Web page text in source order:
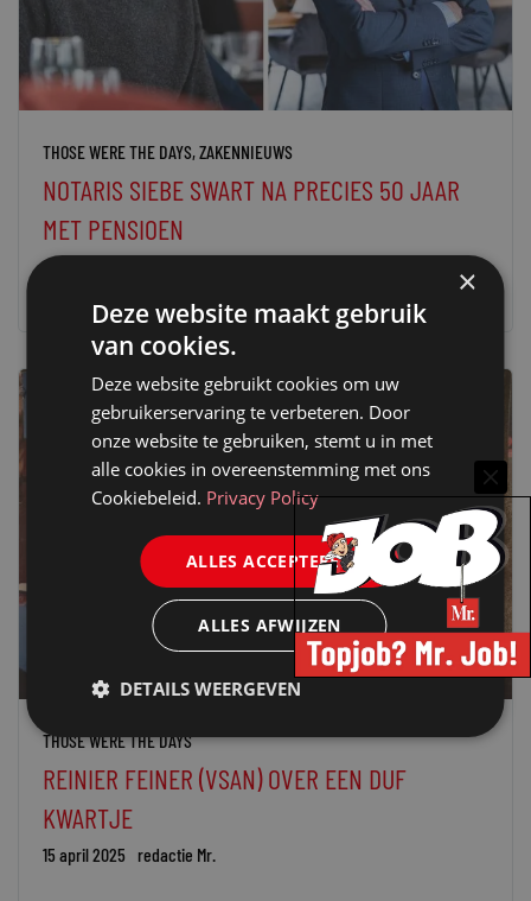
THOSE WERE THE DAYS,ZAKENNIEUWS
NOTARIS SIEBE SWART NA PRECIES 50 JAAR
MET PENSIOEN
24 juni 2025
THOSE WERE THE DAYS
REINIER FEINER (VSAN) OVER EEN DUF
KWARTJE
15 april 2025 redactie Mr.
×
Deze website maakt gebruik
van cookies.
Deze website gebruikt cookies om uw
gebruikerservaring te verbeteren. Door
onze website te gebruiken, stemt u in met
alle cookies in overeenstemming met ons
Cookiebeleid. Privacy Policy
ALLES ACCEPTEREN
ALLES AFWIJZEN
DETAILS WEERGEVEN